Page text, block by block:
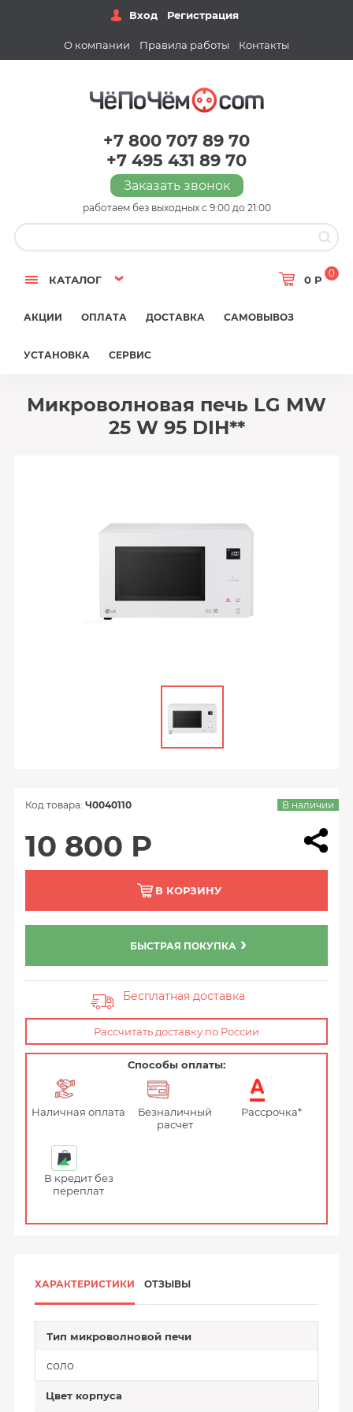
Вход Регистрация
О компании Правила работы Контакты
+7 800 707 89 70
+7 495 431 89 70
Заказать звонок
работаем без выходных с 9:00 до 21:00
КАТАЛОГ 0 Р
0
АКЦИИ ОПЛАТА ДОСТАВКА САМОВЫВОЗ
УСТАНОВКА СЕРВИС
Микроволновая печь LG MW
25 W 95 DIH**
Код товара: Ч0040110 В наличии
10 800 Р
В КОРЗИНУ
БЫСТРАЯ ПОКУПКА
Бесплатная доставка
Рассчитать доставку по России
Способы оплаты:
Наличная оплата
Безналичный
расчет
Рассрочка*
В кредит без
переплат
ХАРАКТЕРИСТИКИ ОТЗЫВЫ
Тип микроволновой печи
соло
Цвет корпуса